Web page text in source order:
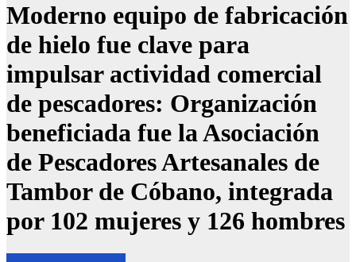
Moderno equipo de fabricación
de hielo fue clave para
impulsar actividad comercial
de pescadores: Organización
beneficiada fue la Asociación
de Pescadores Artesanales de
Tambor de Cóbano, integrada
por 102 mujeres y 126 hombres